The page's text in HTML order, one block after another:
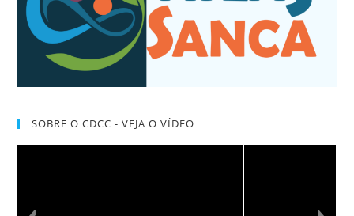
SOBRE O CDCC - VEJA O VÍDEO